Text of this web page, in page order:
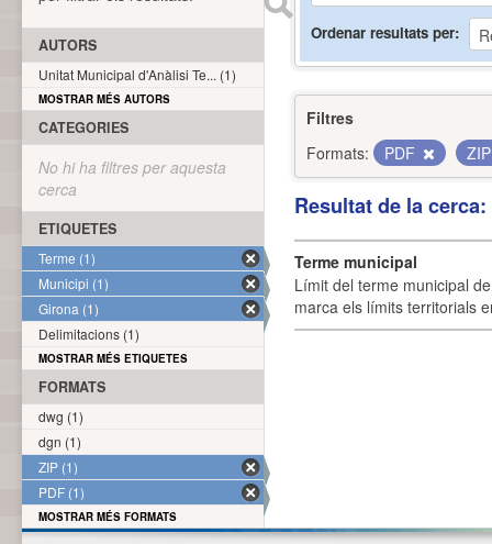
Ordenar resultats per
Filtres
Formats:
PDF
Resultat de la
Terme municipal
Límit del terme municipal
marca els límits territorials
AUTORS
Unitat Municipal d'Anàlisi Te... (1)
MOSTRAR MÉS AUTORS
CATEGORIES
No hi ha filtres per aquesta
cerca
ETIQUETES
Terme (1)
Municipi (1)
Girona (1)
Delimitacions (1)
MOSTRAR MÉS ETIQUETES
FORMATS
dwg (1)
dgn (1)
ZIP (1)
PDF (1)
MOSTRAR MÉS FORMATS